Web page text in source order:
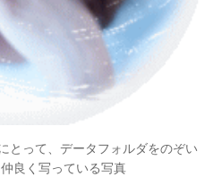
とって、データフォルダをのぞい
良く写っている写真